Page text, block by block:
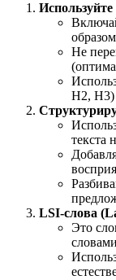
Не
H2, H3)
текста
LSI-слова
Это